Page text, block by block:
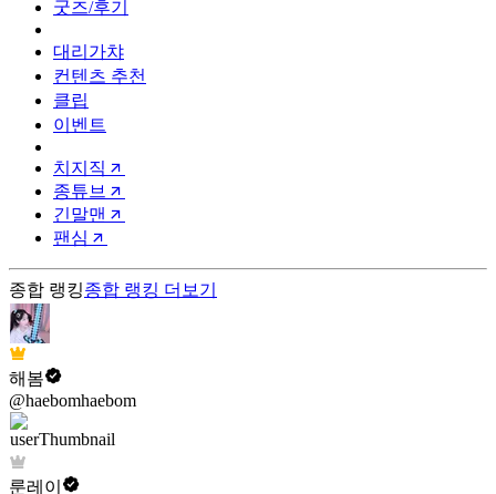
굿즈/후기
대리가챠
컨텐츠 추천
클립
이벤트
치지직
종튜브
긴말맨
팬심
종합 랭킹종합 랭킹 더보기
해봄
@haebomhaebom
룬레이